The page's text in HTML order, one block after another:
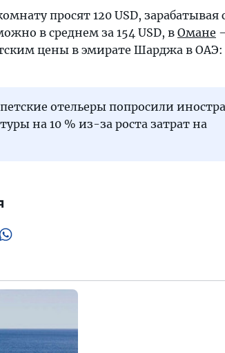
просят 120 USD, зарабатывая
в среднем за 154 USD, в Омане
цены в эмирате Шарджа в ОАЭ:
отельеры попросили
на 10 % из-за роста затрат на